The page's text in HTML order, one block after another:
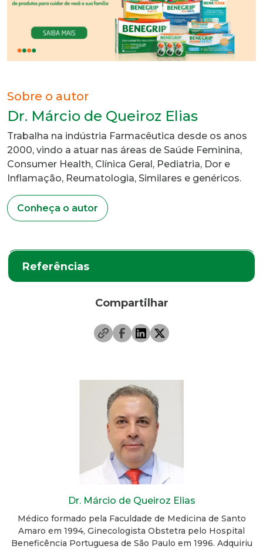
Sobre o autor
Dr. Márcio de Queiroz Elias
Trabalha na indústria Farmacêutica desde os anos
2000, vindo a atuar nas áreas de Saúde Feminina,
Consumer Health, Clínica Geral, Pediatria, Dor e
Inflamação, Reumatologia, Similares e genéricos.
Conheça o autor
Referências
Compartilhar
Dr. Márcio de Queiroz Elias
Médico formado pela Faculdade de Medicina de Santo
Amaro em 1994, Ginecologista Obstetra pelo Hospital
Beneficência Portuguesa de São Paulo em 1996. Adquiriu